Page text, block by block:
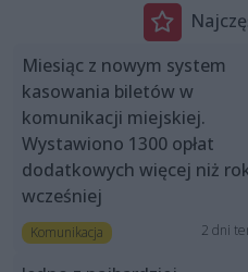
Miesiąc z nowym system
kasowania biletów w
komunikacji miejskiej.
Wystawiono 1300 opłat
dodatkowych więcej niż
wcześniej
Komunikacja 2 dni